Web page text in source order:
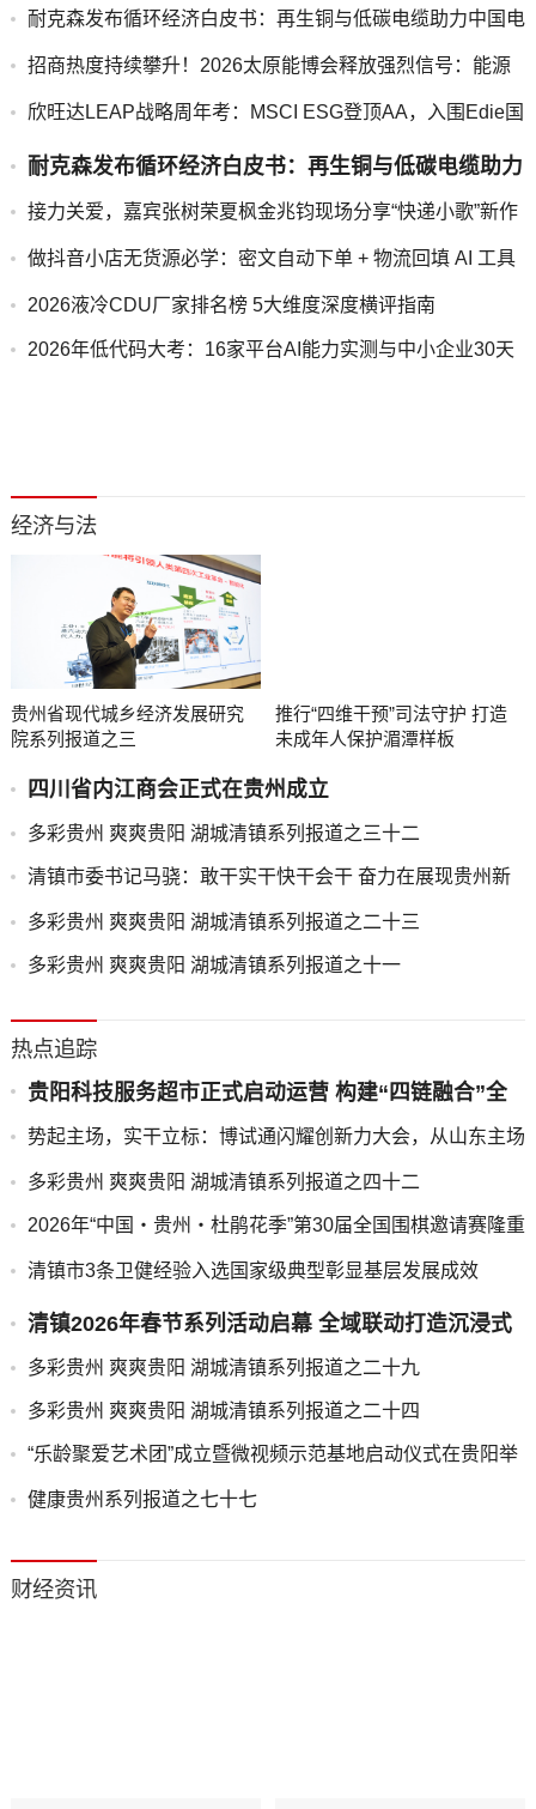
耐克森发布循环经济白皮书：再生铜与低碳电缆助力中国电
招商热度持续攀升！2026太原能博会释放强烈信号：能源
欣旺达LEAP战略周年考：MSCI ESG登顶AA，入围Edie国
耐克森发布循环经济白皮书：再生铜与低碳电缆助力
中国电气化发展
接力关爱，嘉宾张树荣夏枫金兆钧现场分享“快递小歌”新作
做抖音小店无货源必学：密文自动下单 + 物流回填 AI 工具
2026液冷CDU厂家排名榜 5大维度深度横评指南
2026年低代码大考：16家平台AI能力实测与中小企业30天
经济与法
贵州省现代城乡经济发展研究
院系列报道之三
推行“四维干预”司法守护 打造
未成年人保护湄潭样板
四川省内江商会正式在贵州成立
多彩贵州 爽爽贵阳 湖城清镇系列报道之三十二
清镇市委书记马骁：敢干实干快干会干 奋力在展现贵州新
多彩贵州 爽爽贵阳 湖城清镇系列报道之二十三
多彩贵州 爽爽贵阳 湖城清镇系列报道之十一
热点追踪
贵阳科技服务超市正式启动运营 构建“四链融合”全
要素科技服务新平台
势起主场，实干立标：博试通闪耀创新力大会，从山东主场
多彩贵州 爽爽贵阳 湖城清镇系列报道之四十二
2026年“中国・贵州・杜鹃花季”第30届全国围棋邀请赛隆重
清镇市3条卫健经验入选国家级典型彰显基层发展成效
清镇2026年春节系列活动启幕 全域联动打造沉浸式
新春文旅盛宴
多彩贵州 爽爽贵阳 湖城清镇系列报道之二十九
多彩贵州 爽爽贵阳 湖城清镇系列报道之二十四
“乐龄聚爱艺术团”成立暨微视频示范基地启动仪式在贵阳举
健康贵州系列报道之七十七
财经资讯